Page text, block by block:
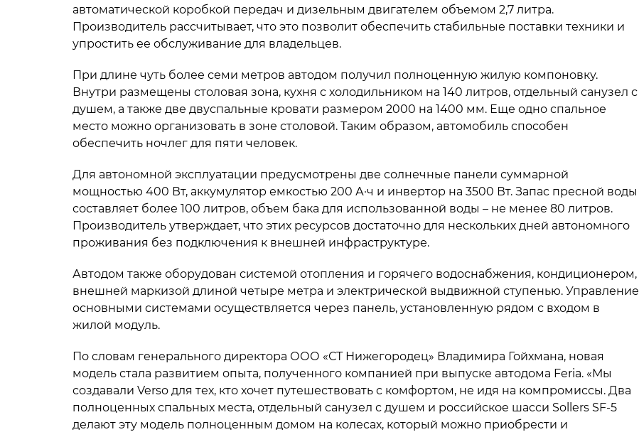
автоматической коробкой передач и дизельным двигателем объемом 2,7 литра.
Производитель рассчитывает, что это позволит обеспечить стабильные поставки техники и
упростить ее обслуживание для владельцев.
При длине чуть более семи метров автодом получил полноценную жилую компоновку.
Внутри размещены столовая зона, кухня с холодильником на 140 литров, отдельный санузел с
душем, а также две двуспальные кровати размером 2000 на 1400 мм. Еще одно спальное
место можно организовать в зоне столовой. Таким образом, автомобиль способен
обеспечить ночлег для пяти человек.
Для автономной эксплуатации предусмотрены две солнечные панели суммарной
мощностью 400 Вт, аккумулятор емкостью 200 А·ч и инвертор на 3500 Вт. Запас пресной воды
составляет более 100 литров, объем бака для использованной воды – не менее 80 литров.
Производитель утверждает, что этих ресурсов достаточно для нескольких дней автономного
проживания без подключения к внешней инфраструктуре.
Автодом также оборудован системой отопления и горячего водоснабжения, кондиционером,
внешней маркизой длиной четыре метра и электрической выдвижной ступенью. Управление
основными системами осуществляется через панель, установленную рядом с входом в
жилой модуль.
По словам генерального директора ООО «СТ Нижегородец» Владимира Гойхмана, новая
модель стала развитием опыта, полученного компанией при выпуске автодома Feria. «Мы
создавали Verso для тех, кто хочет путешествовать с комфортом, не идя на компромиссы. Два
полноценных спальных места, отдельный санузел с душем и российское шасси Sollers SF-5
делают эту модель полноценным домом на колесах, который можно приобрести и